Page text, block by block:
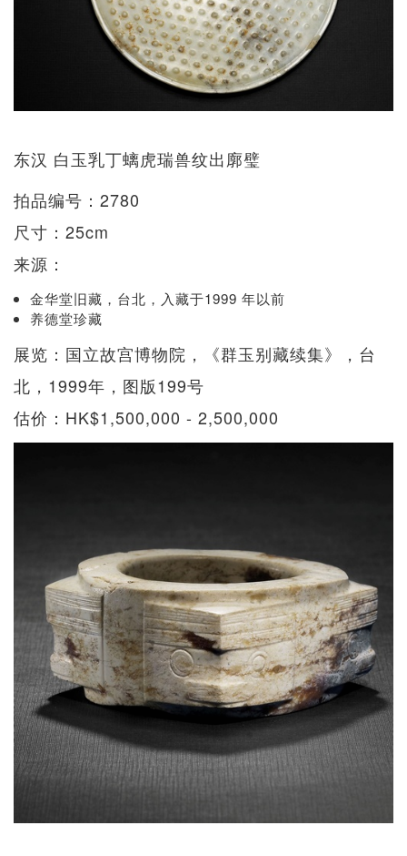
东汉 白玉乳丁螭虎瑞兽纹出廓璧
拍品编号：2780
尺寸：25cm
来源：
金华堂旧藏，台北，入藏于1999 年以前
养德堂珍藏
展览：国立故宫博物院，《群玉别藏续集》，台
北，1999年，图版199号
估价：HK$1,500,000 - 2,500,000